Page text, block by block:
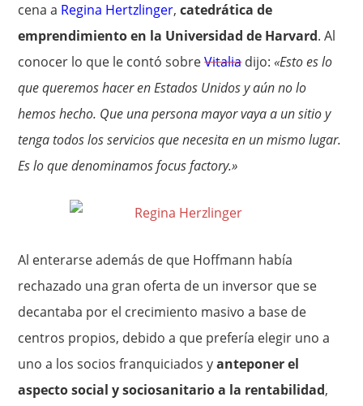
cena a Regina Hertzlinger,catedrática de
emprendimiento en la Universidad de Harvard. Al
conocer lo que le contó sobreVitaliadijo:«Esto es lo
que queremos hacer en Estados Unidos y aún no lo
hemos hecho. Que una persona mayor vaya a un sitio y
tenga todos los servicios que necesita en un mismo lugar.
Es lo que denominamos focus factory.»
Al enterarse además de que Hoffmann había
rechazado una gran oferta de un inversor que se
decantaba por el crecimiento masivo a base de
centros propios, debido a que prefería elegir uno a
uno a los socios franquiciados yanteponer el
aspecto social y sociosanitario a la rentabilidad,